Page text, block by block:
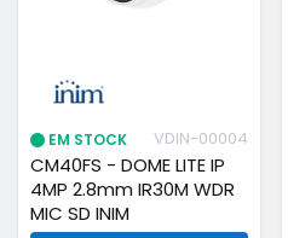
EM STOCK VDIN-00004
CM40FS - DOME LITE IP
4MP 2.8mm IR30M WDR
MIC SD INIM